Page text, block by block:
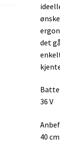
det
36 V
40 cm